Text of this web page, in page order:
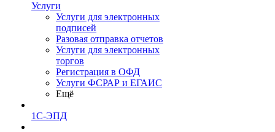
Услуги
Услуги для электронных
подписей
Разовая отправка отчетов
Услуги для электронных
торгов
Регистрация в ОФД
Услуги ФСРАР и ЕГАИС
Ещё
1С-ЭПД